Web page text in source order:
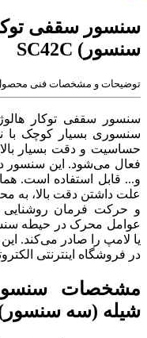
سنسور سقفی
سنسور) SC42C
توضیحات و مشخصات فنی
سنسوری بسیار کوچک با
حساسیت و دقت بسیار
فعال می‌شود. این سنسور در
و... قابل استفاده است.
علت داشتن دقت بالا، به
و حرکت فرمان
عوامل محرک در حیطه
یا لامپ را صادر می‌کند.
در فروشگاه اینترنتی
مشخصات
شیله (سه